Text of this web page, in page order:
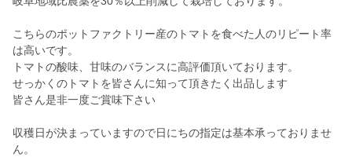
こちらのポットファクトリー産のトマトを食べた人のリピート率
は高いです。
トマトの酸味、甘味のバランスに高評価頂いております。
せっかくのトマトを皆さんに知って頂きたく出品します
皆さん是非一度ご賞味下さい
収穫日が決まっていますので日にちの指定は基本承っておりませ
ん。